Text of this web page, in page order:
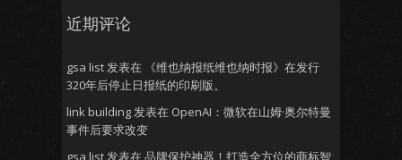
近期评论
gsa list发表在
《维也纳报纸维也纳时报》在发行
320年后停止日报纸的印刷版。
link building发表在 OpenAI：微软在山姆·奥尔特曼
事件后要求改变
gsa list发表在 品牌保护神器！打造全方位的商标智